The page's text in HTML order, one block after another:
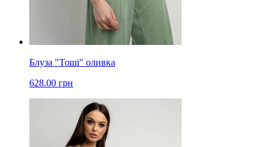
Блуза "Тоші" оливка
628.00 грн